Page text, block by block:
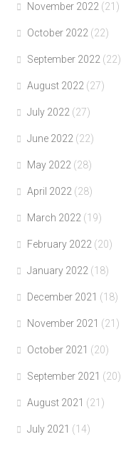
November 2022 (21)
October 2022 (22)
September 2022 (22)
August 2022 (27)
July 2022 (27)
June 2022 (22)
May 2022 (28)
April 2022 (28)
March 2022 (19)
February 2022 (20)
January 2022 (18)
December 2021 (18)
November 2021 (21)
October 2021 (20)
September 2021 (20)
August 2021 (21)
July 2021 (14)